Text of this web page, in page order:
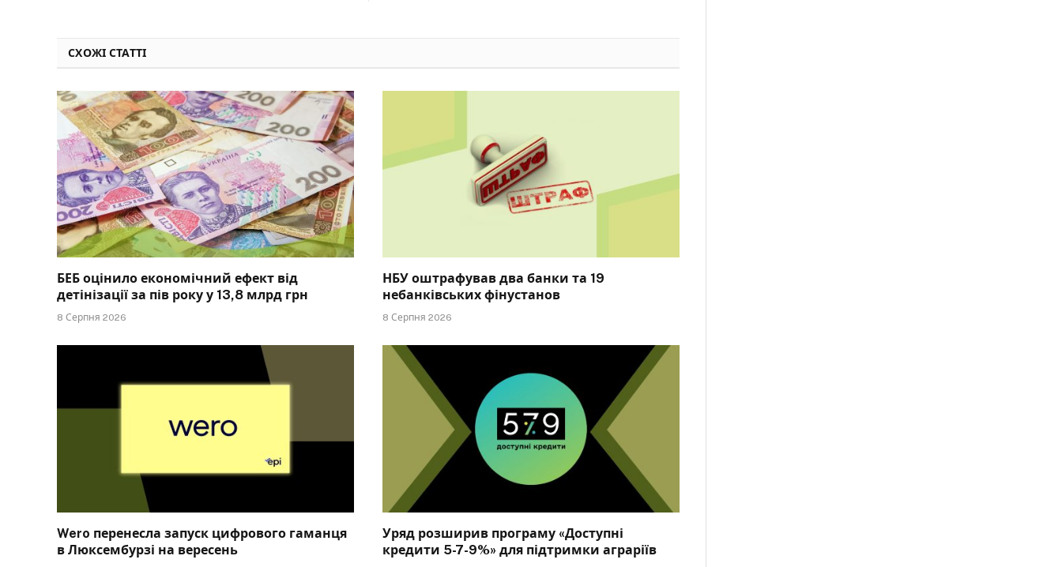
СХОЖІ СТАТТІ
БЕБ оцінило економічний ефект від
детінізації за пів року у 13,8 млрд грн
8 Серпня 2026
НБУ оштрафував два банки та 19
небанківських фінустанов
8 Серпня 2026
Wero перенесла запуск цифрового гаманця
в Люксембурзі на вересень
Уряд розширив програму «Доступні
кредити 5-7-9%» для підтримки аграріїв